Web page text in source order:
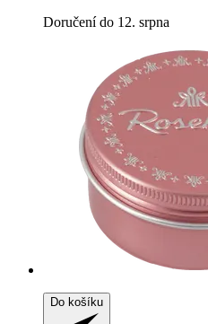
Doručení do 12. srpna
Do košíku